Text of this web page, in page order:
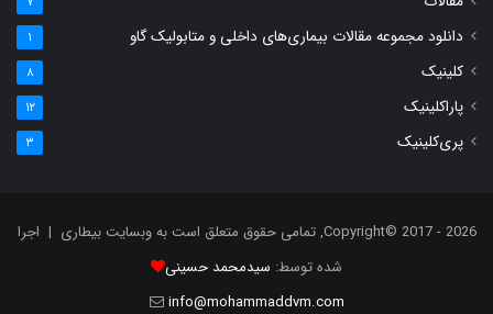
دانلود مجموعه مقالات بیماری‌های داخلی و متابولیک گاو ۱
کلینیک ۸
پاراکلینیک ۱۲
پری‌کلینیک ۳
Copyright© 2017 - 2026, تمامی حقوق متعلق است به وبسایت بیطاری | اجرا
شده توسط: سیدمحمد حسینی
info@mohammaddvm.com